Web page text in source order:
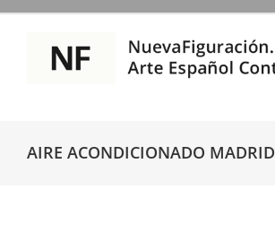
Saltar
contenido
AIRE ACONDICIONADO MADRID